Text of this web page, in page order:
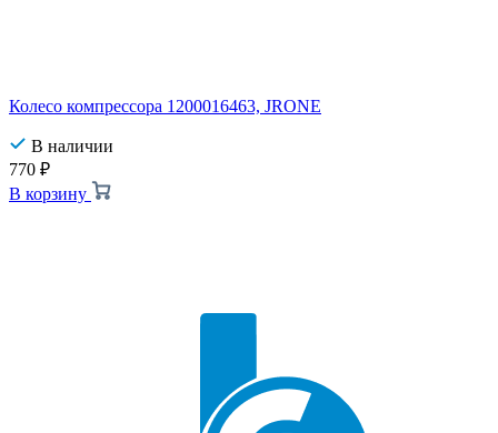
Колесо компрессора 1200016463, JRONE
В наличии
770 ₽
В корзину